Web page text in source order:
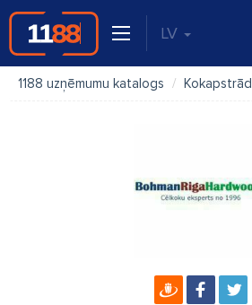
LV
1188 uzņēmumu katalogs